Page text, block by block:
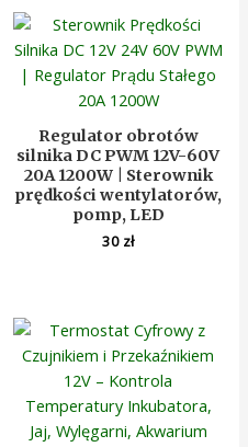
Regulator obrotów
silnika DC PWM 12V-60V
20A 1200W | Sterownik
prędkości wentylatorów,
pomp, LED
30 zł